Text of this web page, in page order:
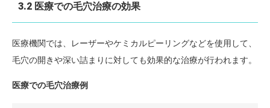
3.2 医療での毛穴治療の効果
医療機関では、レーザーやケミカルピーリングなどを使用して、
毛穴の開きや深い詰まりに対しても効果的な治療が行われます。
医療での毛穴治療例